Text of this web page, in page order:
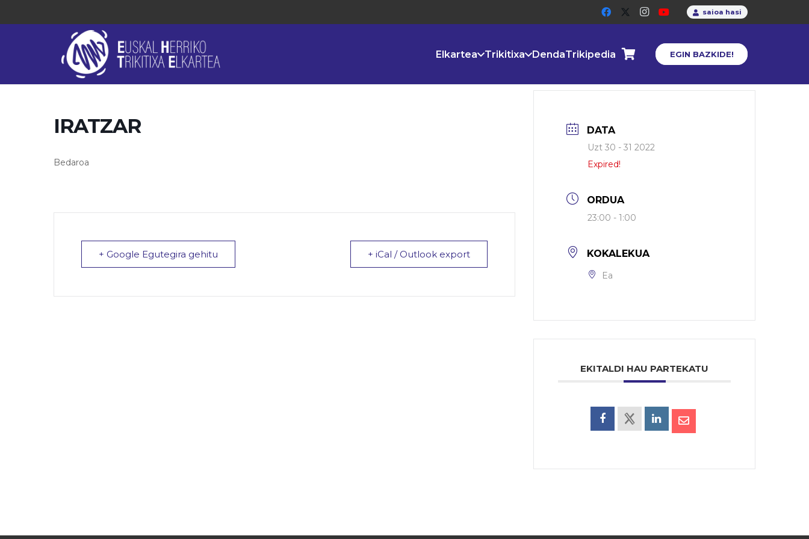
saioa hasi
Elkartea Trikitixa DendaTrikipedia EGIN BAZKIDE!
IRATZAR
Bedaroa
+ Google Egutegira gehitu + iCal / Outlook export
DATA
Uzt 30 - 31 2022
Expired!
ORDUA
23:00 - 1:00
KOKALEKUA
Ea
EKITALDI HAU PARTEKATU